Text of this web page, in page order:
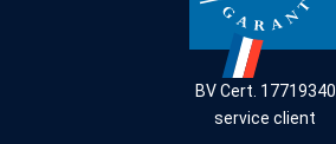
BV Cert. 17719340
service client